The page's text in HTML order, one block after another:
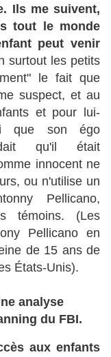
Ils me suivent,
tout le monde
peut venir
surtout les petits
le fait que
suspect, et au
et pour lui-
que son égo
qu'il était
innocent ne
ou n'utilise un
Pellicano,
témoins. (Les
Pellicano en
de 15 ans de
États-Unis).
analyse
du FBI.
aux enfants